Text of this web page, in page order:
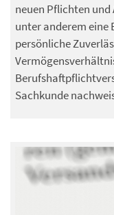
neuen Pflichten
unter anderem eine
persönliche
Sachkunde